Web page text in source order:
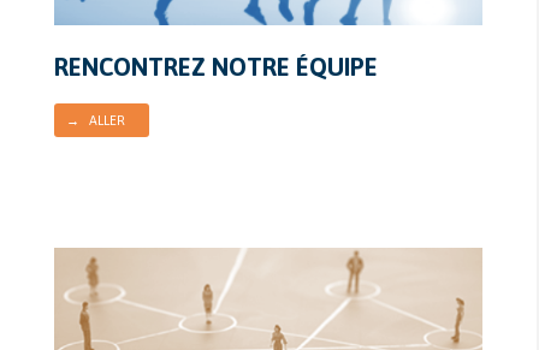
RENCONTREZ NOTRE ÉQUIPE
→ ALLER